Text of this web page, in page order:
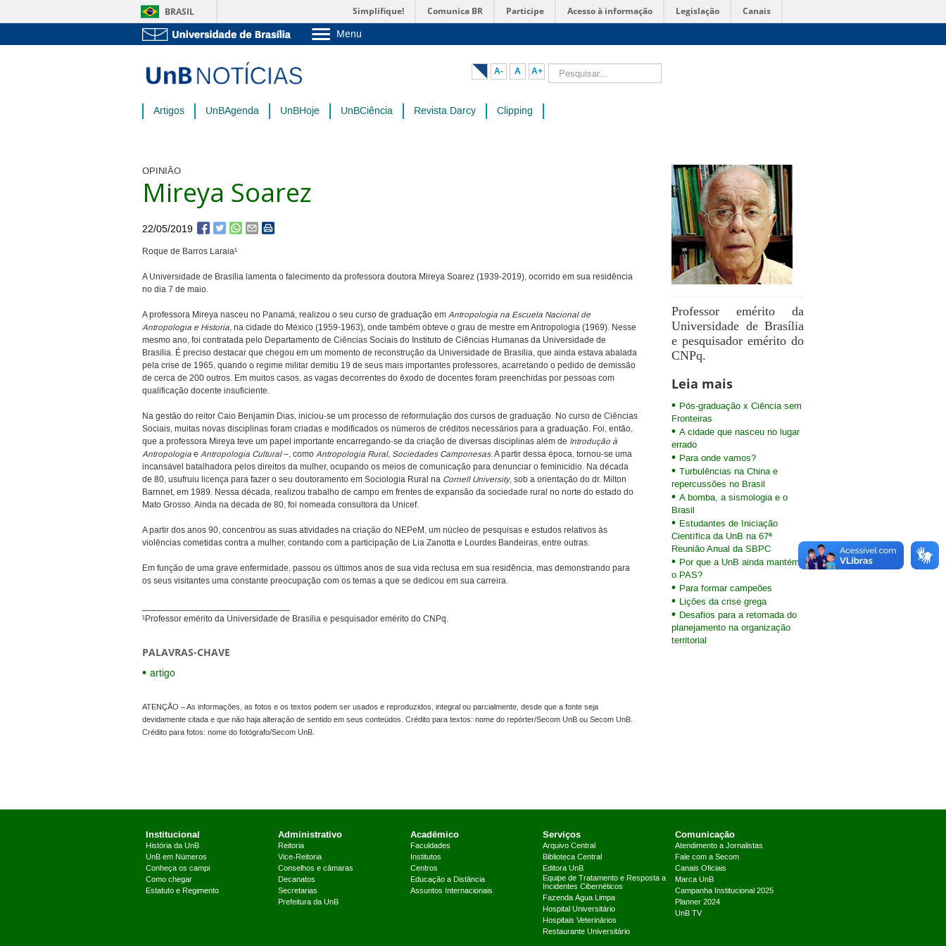
BRASIL Simplifique! Comunica BR Participe Acesso à informação Legislação Canais
Menu
Pós-Graduação
Administração
A- A A+ Pesquisar...
Artigos UnBAgenda UnBHoje UnBCiência Revista Darcy Clipping
OPINIÃO
Professor emérito da
Universidade de Brasília
e pesquisador emérito do
CNPq.
Mireya Soarez
22/05/2019
Roque de Barros Laraia¹
A Universidade de Brasília lamenta o falecimento da professora doutora Mireya Soarez (1939-2019), ocorrido em sua residência
no dia 7 de maio.
A professora Mireya nasceu no Panamá, realizou o seu curso de graduação em Antropologia na Escuela Nacional de
Antropologia e Historia, na cidade do México (1959-1963), onde também obteve o grau de mestre em Antropologia (1969). Nesse
mesmo ano, foi contratada pelo Departamento de Ciências Sociais do Instituto de Ciências Humanas da Universidade de
Brasília. É preciso destacar que chegou em um momento de reconstrução da Universidade de Brasília, que ainda estava abalada
pela crise de 1965, quando o regime militar demitiu 19 de seus mais importantes professores, acarretando o pedido de demissão
de cerca de 200 outros. Em muitos casos, as vagas decorrentes do êxodo de docentes foram preenchidas por pessoas com
qualificação docente insuficiente.
Na gestão do reitor Caio Benjamin Dias, iniciou-se um processo de reformulação dos cursos de graduação. No curso de Ciências
Sociais, muitas novas disciplinas foram criadas e modificados os números de créditos necessários para a graduação. Foi, então,
que a professora Mireya teve um papel importante encarregando-se da criação de diversas disciplinas além de Introdução à
Antropologia e Antropologia Cultural–, como Antropologia Rural, Sociedades Camponesas. A partir dessa época, tornou-se uma
incansável batalhadora pelos direitos da mulher, ocupando os meios de comunicação para denunciar o feminicídio. Na década
de 80, usufruiu licença para fazer o seu doutoramento em Sociologia Rural na Cornell University, sob a orientação do dr. Milton
Barnnet, em 1989. Nessa década, realizou trabalho de campo em frentes de expansão da sociedade rural no norte do estado do
Mato Grosso. Ainda na década de 80, foi nomeada consultora da Unicef.
A partir dos anos 90, concentrou as suas atividades na criação do NEPeM, um núcleo de pesquisas e estudos relativos às
violências cometidas contra a mulher, contando com a participação de Lia Zanotta e Lourdes Bandeiras, entre outras.
Em função de uma grave enfermidade, passou os últimos anos de sua vida reclusa em sua residência, mas demonstrando para
os seus visitantes uma constante preocupação com os temas a que se dedicou em sua carreira.
¹Professor emérito da Universidade de Brasília e pesquisador emérito do CNPq.
PALAVRAS-CHAVE
artigo
ATENÇÃO – As informações, as fotos e os textos podem ser usados e reproduzidos, integral ou parcialmente, desde que a fonte seja
devidamente citada e que não haja alteração de sentido em seus conteúdos. Crédito para textos: nome do repórter/Secom UnB ou Secom UnB.
Crédito para fotos: nome do fotógrafo/Secom UnB.
Leia mais
Pós-graduação x Ciência sem
Fronteiras
A cidade que nasceu no lugar
errado
Para onde vamos?
Turbulências na China e
repercussões no Brasil
A bomba, a sismologia e o
Brasil
Estudantes de Iniciação
Científica da UnB na 67ª
Reunião Anual da SBPC
Por que a UnB ainda mantém
o PAS?
Para formar campeões
Lições da crise grega
Desafios para a retomada do
planejamento na organização
territorial
Institucional
História da UnB
UnB em Números
Conheça os campi
Como chegar
Estatuto e Regimento
Administrativo
Reitoria
Vice-Reitoria
Conselhos e câmaras
Decanatos
Secretarias
Prefeitura da UnB
Acadêmico
Faculdades
Institutos
Centros
Educação a Distância
Assuntos Internacionais
Serviços
Arquivo Central
Biblioteca Central
Editora UnB
Equipe de Tratamento e Resposta a
Incidentes Cibernéticos
Fazenda Água Limpa
Hospital Universitário
Hospitais Veterinários
Restaurante Universitário
Comunicação
Atendimento a Jornalistas
Fale com a Secom
Canais Oficiais
Marca UnB
Campanha Institucional 2025
Planner 2024
UnB TV